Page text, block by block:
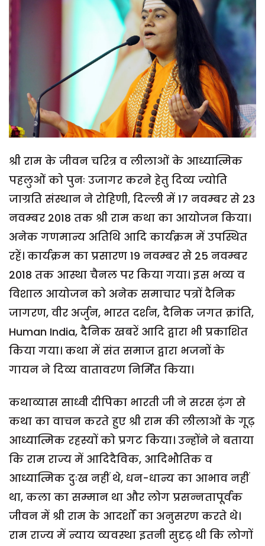
श्री राम के जीवन चरित्र व लीलाओं के आध्यात्मिक
पहलुओं को पुनः उजागर करने हेतु दिव्य ज्योति
जाग्रति संस्थान ने रोहिणी, दिल्ली में 17 नवम्बर से 23
नवम्बर 2018 तक श्री राम कथा का आयोजन किया।
अनेक गणमान्य अतिथि आदि कार्यक्रम में उपस्थित
रहें। कार्यक्रम का प्रसारण 19 नवम्बर से 25 नवम्बर
2018 तक आस्था चैनल पर किया गया। इस भव्य व
विशाल आयोजन को अनेक समाचार पत्रों दैनिक
जागरण, वीर अर्जुन, भारत दर्शन, दैनिक जगत क्रांति,
Human India, दैनिक खबरें आदि द्वारा भी प्रकाशित
किया गया। कथा में संत समाज द्वारा भजनों के
गायन ने दिव्य वातावरण निर्मित किया।
कथाव्यास साध्वी दीपिका भारती जी ने सरस ढ़ंग से
कथा का वाचन करते हुए श्री राम की लीलाओं के गूढ़
आध्यात्मिक रहस्यों को प्रगट किया। उन्होंने ने बताया
कि राम राज्य में आदिदैविक, आदिभौतिक व
आध्यात्मिक दुःख नहीं थे, धन-धान्य का आभाव नहीं
था, कला का सम्मान था और लोग प्रसन्नतापूर्वक
जीवन में श्री राम के आदर्शों का अनुसरण करते थे।
राम राज्य में न्याय व्यवस्था इतनी सुदृढ़ थी कि लोगों